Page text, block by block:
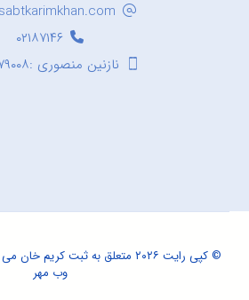
۰۲۱۸۷۱۴۶
نازنین منصوری :۰۹۱۲۸۴۷۹۰۰۸
© کپی رایت ۲۰۲۶ متعلق به ثبت کریم خان می باشد.
وب مهر